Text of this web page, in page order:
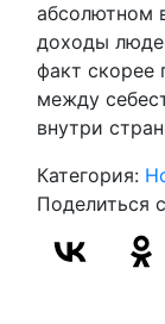
абсолютном
доходы
факт скорее
между
внутри
Категория:
Поделиться